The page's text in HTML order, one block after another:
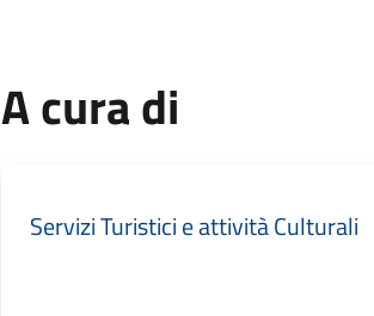
A cura di
Servizi Turistici e attività Culturali